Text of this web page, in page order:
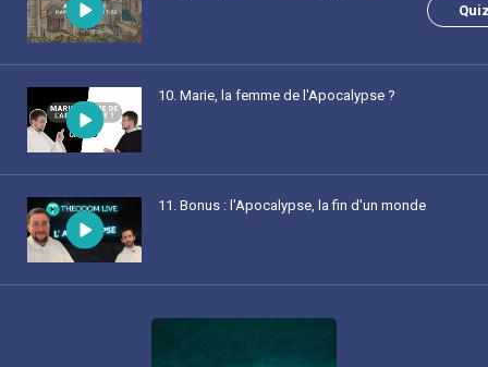
10. Marie, la femme de l'Apocalypse ?
11 . Bonus : l'Apocalypse, la fin d'un monde